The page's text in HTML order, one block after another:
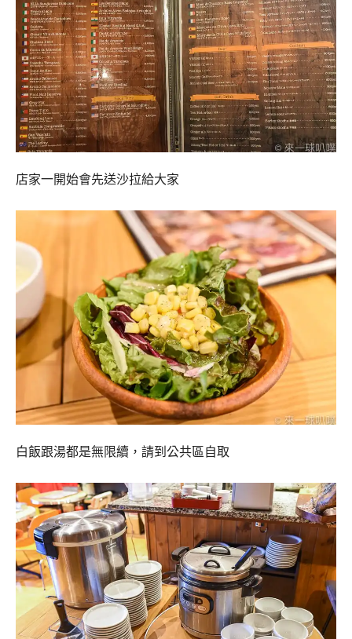
店家一開始會先送沙拉給大家
白飯跟湯都是無限續，請到公共區自取